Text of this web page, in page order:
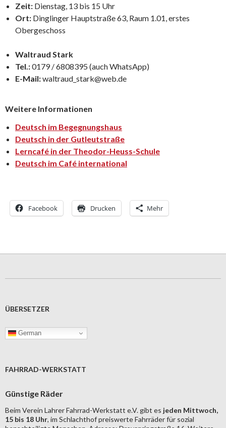
Zeit: Dienstag, 13 bis 15 Uhr
Ort: Dinglinger Hauptstraße 63, Raum 1.01, erstes
Obergeschoss
Waltraud Stark
Tel.:0179 / 6808395 (auch WhatsApp)
E-Mail:waltraud_stark@web.de
Weitere Informationen
Deutsch im Begegnungshaus
Deutsch in der Gutleutstraße
Lerncafé in der Theodor-Heuss-Schule
Deutsch im Café international
Facebook Drucken Mehr
ÜBERSETZER
German
FAHRRAD-WERKSTATT
Günstige Räder
Beim Verein Lahrer Fahrrad-Werkstatt e.V. gibt es jeden Mittwoch,
15 bis 18 Uhr, im Schlachthof preiswerte Fahrräder für sozial